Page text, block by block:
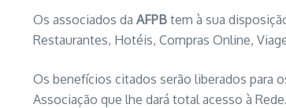
Os associados da AFPB tem à sua
Restaurantes, Hotéis, Compras Online,
Os benefícios citados serão liberados para
Associação que lhe dará total acesso à Rede.